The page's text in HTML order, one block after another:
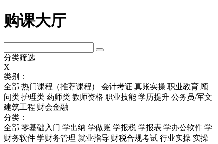
购课大厅
分类筛选
X
类别：
全部 热门课程（推荐课程） 会计考证 真账实操 职业教育 顾
问类 护理类 药师类 教师资格 职业技能 学历提升 公务员/军文
建筑工程 财会金融
分类：
全部 零基础入门 学出纳 学做账 学报税 学报表 学办公软件 学
财务软件 学财务管理 就业指导 财税合规考试 行业实操 实操